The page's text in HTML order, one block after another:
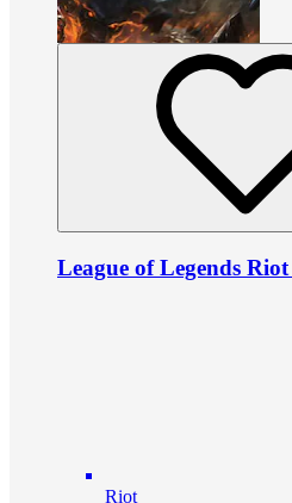
League of Legends
Riot